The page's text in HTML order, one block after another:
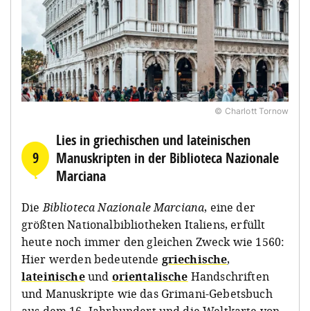
© Charlott Tornow
9
Lies in griechischen und lateinischen
Manuskripten in der Biblioteca Nazionale
Marciana
DieBiblioteca Nazionale Marciana, eine der
größten Nationalbibliotheken Italiens, erfüllt
heute noch immer den gleichen Zweck wie 1560:
Hier werden bedeutende griechische,
lateinischeund orientalische Handschriften
und Manuskripte wie das Grimani-Gebetsbuch